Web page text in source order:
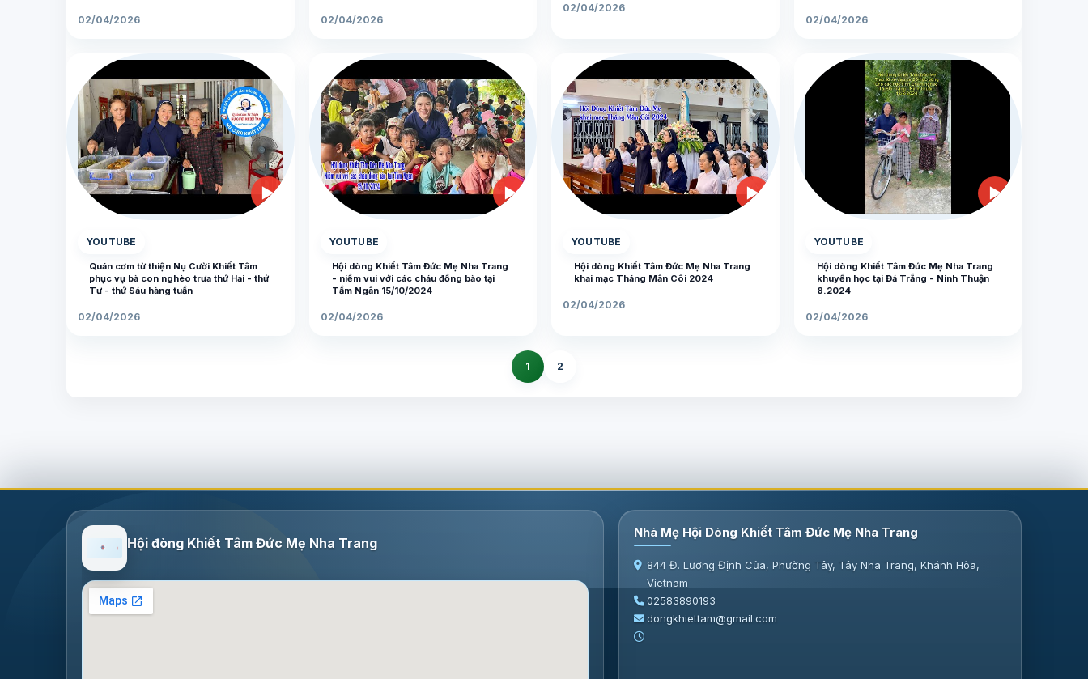
02/04/2026 02/04/2026
02/04/2026
02/04/2026
▶
YOUTUBE
Quán cơm từ thiện Nụ Cười Khiết Tâm
phục vụ bà con nghèo trưa thứ Hai - thứ
Tư - thứ Sáu hàng tuần
02/04/2026
▶
YOUTUBE
Hội dòng Khiết Tâm Đức Mẹ Nha Trang
- niềm vui với các cháu đồng bào tại
Tầm Ngân 15/10/2024
02/04/2026
▶
YOUTUBE
Hội dòng Khiết Tâm Đức Mẹ Nha Trang
khai mạc Tháng Mân Côi 2024
02/04/2026
▶
YOUTUBE
Hội dòng Khiết Tâm Đức Mẹ Nha Trang
khuyến học tại Đá Trắng - Ninh Thuận
8.2024
02/04/2026
1 2
Hội đòng Khiết Tâm Đức Mẹ Nha Trang
Nhà Mẹ Hội Dòng Khiết Tâm Đức Mẹ Nha Trang
844 Đ. Lương Định Của, Phường Tây, Tây Nha Trang, Khánh Hòa,
Vietnam
02583890193
dongkhiettam@gmail.com